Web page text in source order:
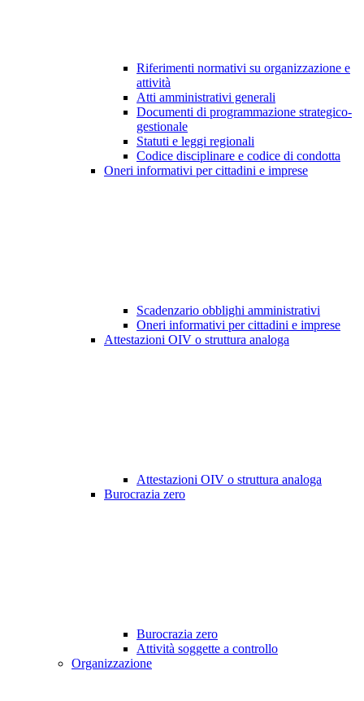
Riferimenti normativi su organizzazione e
attività
Atti amministrativi generali
Documenti di programmazione strategico-
gestionale
Statuti e leggi regionali
Codice disciplinare e codice di condotta
Oneri informativi per cittadini e imprese
Scadenzario obblighi amministrativi
Oneri informativi per cittadini e imprese
Attestazioni OIV o struttura analoga
Attestazioni OIV o struttura analoga
Burocrazia zero
Burocrazia zero
Attività soggette a controllo
Organizzazione